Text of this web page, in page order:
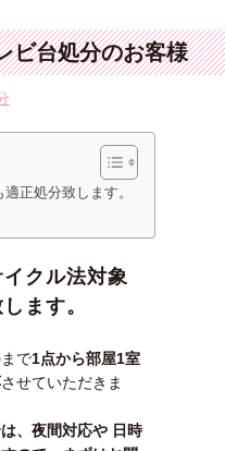
ビ台処分のお客様
正処分致します。
クル法対象
ます。
で1点から部屋1室
させていただきま
、夜間対応や 日時